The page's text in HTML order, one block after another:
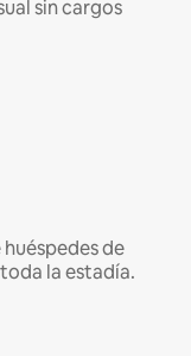
sin cargos
de
la estadía.